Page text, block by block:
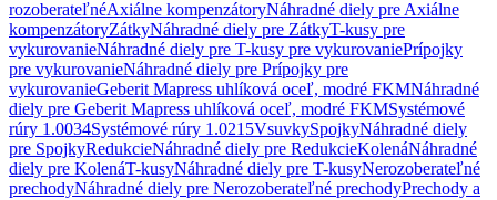
rozoberateľnéAxiálne kompenzátoryNáhradné diely pre Axiálne
kompenzátoryZátkyNáhradné diely pre ZátkyT-kusy pre
vykurovanieNáhradné diely pre T-kusy pre vykurovaniePrípojky
pre vykurovanieNáhradné diely pre Prípojky pre
vykurovanieGeberit Mapress uhlíková oceľ, modré FKMNáhradné
diely pre Geberit Mapress uhlíková oceľ, modré FKMSystémové
rúry 1.0034Systémové rúry 1.0215VsuvkySpojkyNáhradné diely
pre SpojkyRedukcieNáhradné diely pre RedukcieKolenáNáhradné
diely pre KolenáT-kusyNáhradné diely pre T-kusyNerozoberateľné
prechodyNáhradné diely pre Nerozoberateľné prechodyPrechody a